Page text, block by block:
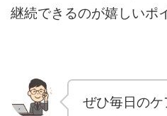
継続できるのが嬉しいポ
ぜひ毎日の